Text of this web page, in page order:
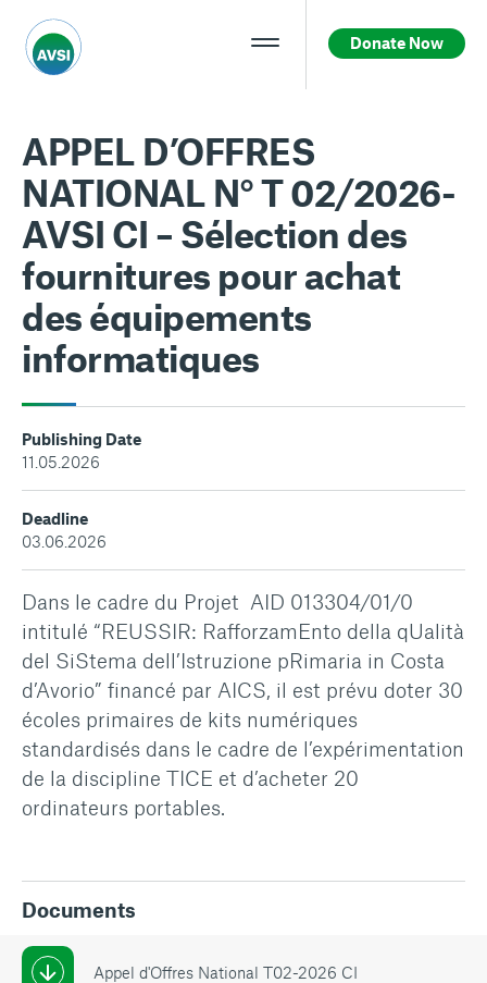
Donate Now
APPEL D’OFFRES
NATIONAL N° T 02/2026-
AVSI CI – Sélection des
fournitures pour achat
des équipements
informatiques
Publishing Date
11.05.2026
Deadline
03.06.2026
Dans le cadre du Projet AID 013304/01/0
intitulé “REUSSIR: RafforzamEnto della qUalità
del SiStema dell’Istruzione pRimaria in Costa
d’Avorio” financé par AICS, il est prévu doter 30
écoles primaires de kits numériques
standardisés dans le cadre de l’expérimentation
de la discipline TICE et d’acheter 20
ordinateurs portables.
Documents
Appel d'Offres National T02-2026 CI